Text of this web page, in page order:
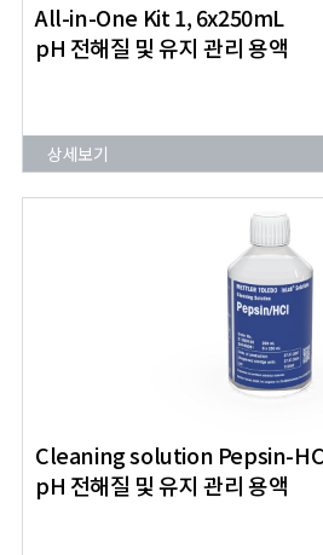
All-in-One Kit 1, 6x250mL
pH 전해질 및 유지 관리 용액
상세보기
Cleaning solution Pepsin-
pH 전해질 및 유지 관리 용액